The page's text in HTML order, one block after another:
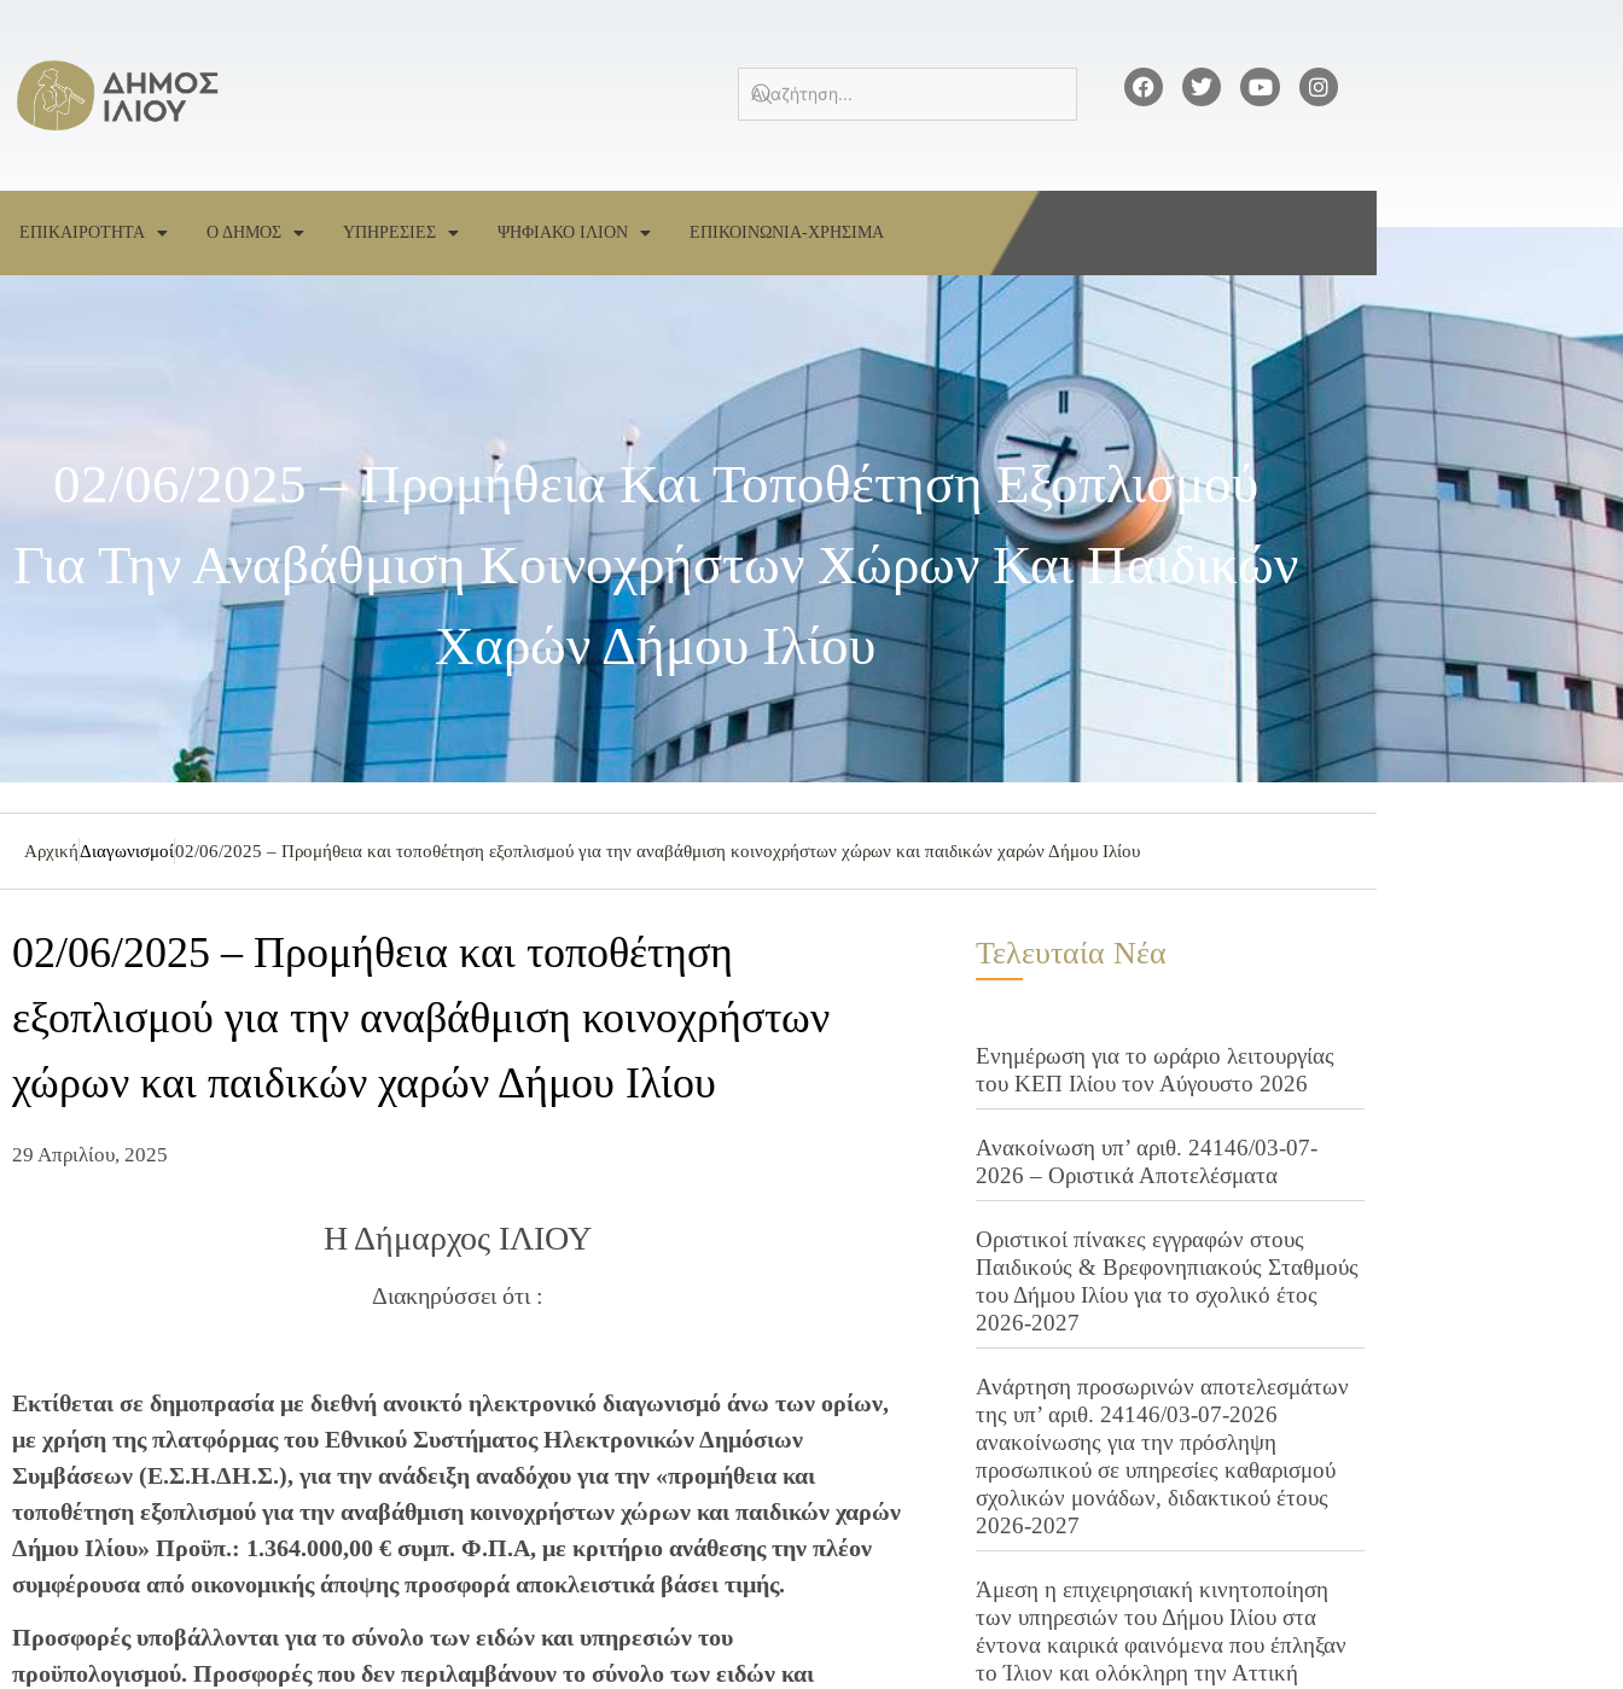
ΕΠΙΚΑΙΡΟΤΗΤΑ Ο ΔΗΜΟΣ ΥΠΗΡΕΣΙΕΣ ΨΗΦΙΑΚΟ ΙΛΙΟΝ ΕΠΙΚΟΙΝΩΝΙΑ-ΧΡΗΣΙΜΑ
02/06/2025 – Προμήθεια Και Τοποθέτηση Εξοπλισμού
Για Την Αναβάθμιση Κοινοχρήστων Χώρων Και Παιδικών
Χαρών Δήμου Ιλίου
ΑρχικήΔιαγωνισμοί02/06/2025 – Προμήθεια και τοποθέτηση εξοπλισμού για την αναβάθμιση κοινοχρήστων χώρων και παιδικών χαρών Δήμου Ιλίου
02/06/2025 – Προμήθεια και τοποθέτηση
εξοπλισμού για την αναβάθμιση κοινοχρήστων
χώρων και παιδικών χαρών Δήμου Ιλίου
29 Απριλίου, 2025
Η Δήμαρχος ΙΛΙΟΥ
Διακηρύσσει ότι :
Εκτίθεται σε δημοπρασία με διεθνή ανοικτό ηλεκτρονικό διαγωνισμό άνω των ορίων,
με χρήση της πλατφόρμας του Εθνικού Συστήματος Ηλεκτρονικών Δημόσιων
Συμβάσεων (Ε.Σ.Η.ΔΗ.Σ.), για την ανάδειξη αναδόχου για την «προμήθεια και
τοποθέτηση εξοπλισμού για την αναβάθμιση κοινοχρήστων χώρων και παιδικών χαρών
Δήμου Ιλίου» Προϋπ.: 1.364.000,00 € συμπ. Φ.Π.Α, με κριτήριο ανάθεσης την πλέον
συμφέρουσα από οικονομικής άποψης προσφορά αποκλειστικά βάσει τιμής.
Προσφορές υποβάλλονται για το σύνολο των ειδών και υπηρεσιών του
προϋπολογισμού. Προσφορές που δεν περιλαμβάνουν το σύνολο των ειδών και
Τελευταία Νέα
Ενημέρωση για το ωράριο λειτουργίας
του ΚΕΠ Ιλίου τον Αύγουστο 2026
Ανακοίνωση υπ’ αριθ. 24146/03-07-
2026 – Οριστικά Αποτελέσματα
Οριστικοί πίνακες εγγραφών στους
Παιδικούς & Βρεφονηπιακούς Σταθμούς
του Δήμου Ιλίου για το σχολικό έτος
2026-2027
Ανάρτηση προσωρινών αποτελεσμάτων
της υπ’ αριθ. 24146/03-07-2026
ανακοίνωσης για την πρόσληψη
προσωπικού σε υπηρεσίες καθαρισμού
σχολικών μονάδων, διδακτικού έτους
2026-2027
Άμεση η επιχειρησιακή κινητοποίηση
των υπηρεσιών του Δήμου Ιλίου στα
έντονα καιρικά φαινόμενα που έπληξαν
το Ίλιον και ολόκληρη την Αττική